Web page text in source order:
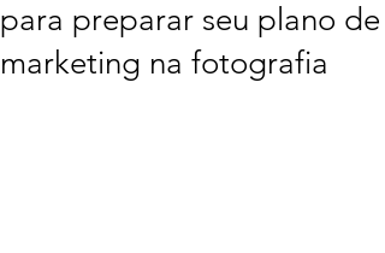
para preparar seu plano de
marketing na fotografia